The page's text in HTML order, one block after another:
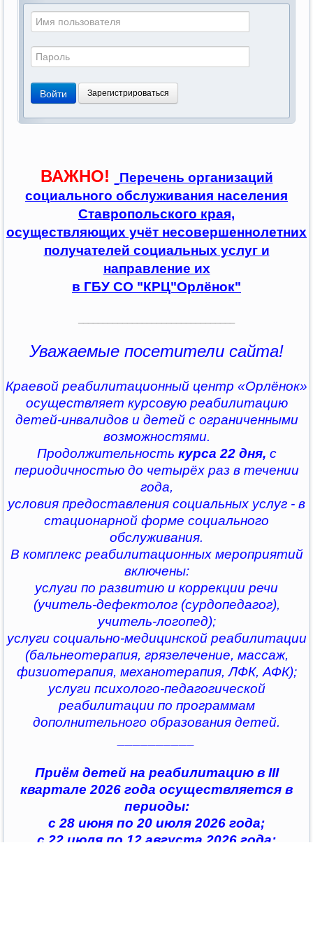
Войти Зарегистрироваться
ВАЖНО!
Перечень организаций
социального обслуживания населения
Ставропольского края,
осуществляющих учёт несовершеннолетних
получателей социальных услуг и
направление их
в ГБУ СО "КРЦ"Орлёнок"
Уважаемые посетители сайта!
Краевой реабилитационный центр «Орлёнок»
осуществляет курсовую реабилитацию
детей-инвалидов и детей с ограниченными
возможностями.
Продолжительность курса 22 дня, с
периодичностью до четырёх раз в течении
года,
условия предоставления социальных услуг - в
стационарной форме социального
обслуживания.
В комплекс реабилитационных мероприятий
включены:
услуги по развитию и коррекции речи
(учитель-дефектолог (сурдопедагог),
учитель-логопед);
услуги социально-медицинской реабилитации
(бальнеотерапия, грязелечение, массаж,
физиотерапия, механотерапия, ЛФК, АФК);
услуги психолого-педагогической
реабилитации по программам
дополнительного образования детей.
Приём детей на реабилитацию в III
квартале 2026 года осуществляется в
периоды:
с 28 июня по 20 июля 2026 года;
с 22 июля по 12 августа 2026 года;